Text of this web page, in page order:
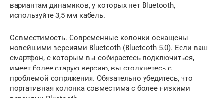
вариантам динамиков, у которых нет Bluetooth,
используйте 3,5 мм кабель.
Совместимость. Современные колонки оснащены
новейшими версиями Bluetooth (Bluetooth 5.0). Если ваш
смартфон, с которым вы собираетесь подключиться,
имеет более старую версию, вы столкнетесь с
проблемой сопряжения. Обязательно убедитесь, что
портативная колонка совместима с более низкими